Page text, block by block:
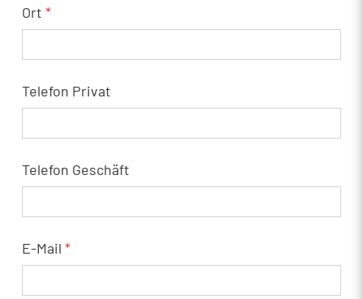
Ort *
Telefon Privat
Telefon Geschäft
E-Mail *